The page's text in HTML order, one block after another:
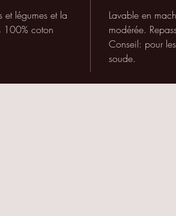
légumes et la
100% coton
Lavable en
modérée. R
Conseil: pour
soude.